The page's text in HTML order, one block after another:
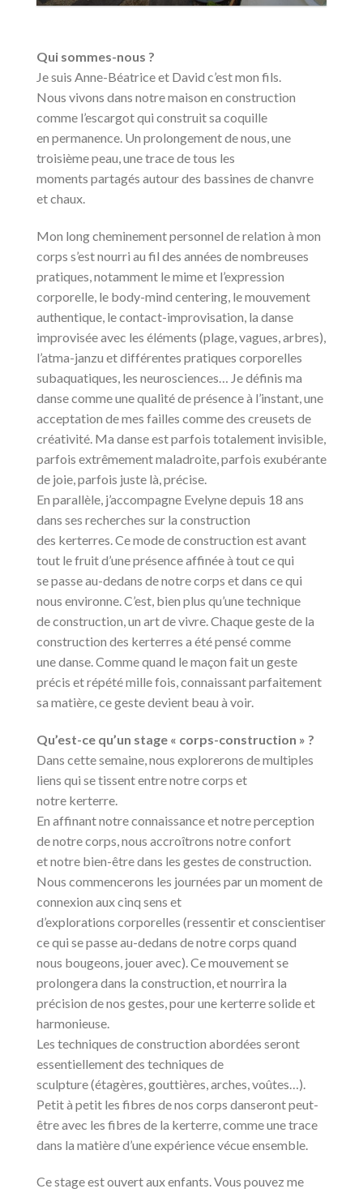
Qui sommes-nous ?
Je suis Anne-Béatrice et David c’est mon fils.
Nous vivons dans notre maison en construction
comme l’escargot qui construit sa coquille
en permanence. Un prolongement de nous, une
troisième peau, une trace de tous les
moments partagés autour des bassines de chanvre
et chaux.
Mon long cheminement personnel de relation à mon
corps s’est nourri au fil des années de nombreuses
pratiques, notamment le mime et l’expression
corporelle, le body-mind centering, le mouvement
authentique, le contact-improvisation, la danse
improvisée avec les éléments (plage, vagues, arbres),
l’atma-janzu et différentes pratiques corporelles
subaquatiques, les neurosciences… Je définis ma
danse comme une qualité de présence à l’instant, une
acceptation de mes failles comme des creusets de
créativité. Ma danse est parfois totalement invisible,
parfois extrêmement maladroite, parfois exubérante
de joie, parfois juste là, précise.
En parallèle, j’accompagne Evelyne depuis 18 ans
dans ses recherches sur la construction
des kerterres. Ce mode de construction est avant
tout le fruit d’une présence affinée à tout ce qui
se passe au-dedans de notre corps et dans ce qui
nous environne. C’est, bien plus qu’une technique
de construction, un art de vivre. Chaque geste de la
construction des kerterres a été pensé comme
une danse. Comme quand le maçon fait un geste
précis et répété mille fois, connaissant parfaitement
sa matière, ce geste devient beau à voir.
Qu’est-ce qu’un stage « corps-construction » ?
Dans cette semaine, nous explorerons de multiples
liens qui se tissent entre notre corps et
notre kerterre.
En affinant notre connaissance et notre perception
de notre corps, nous accroîtrons notre confort
et notre bien-être dans les gestes de construction.
Nous commencerons les journées par un moment de
connexion aux cinq sens et
d’explorations corporelles (ressentir et conscientiser
ce qui se passe au-dedans de notre corps quand
nous bougeons, jouer avec). Ce mouvement se
prolongera dans la construction, et nourrira la
précision de nos gestes, pour une kerterre solide et
harmonieuse.
Les techniques de construction abordées seront
essentiellement des techniques de
sculpture (étagères, gouttières, arches, voûtes…).
Petit à petit les fibres de nos corps danseront peut-
être avec les fibres de la kerterre, comme une trace
dans la matière d’une expérience vécue ensemble.
Ce stage est ouvert aux enfants. Vous pouvez me